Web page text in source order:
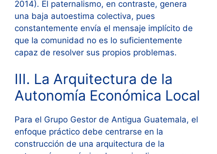
2014). El paternalismo, en contraste, genera
una baja autoestima colectiva, pues
constantemente envía el mensaje implícito de
que la comunidad no es lo suficientemente
capaz de resolver sus propios problemas.
III. La Arquitectura de la
Autonomía Económica Local
Para el Grupo Gestor de Antigua Guatemala, el
enfoque práctico debe centrarse en la
construcción de una arquitectura de la